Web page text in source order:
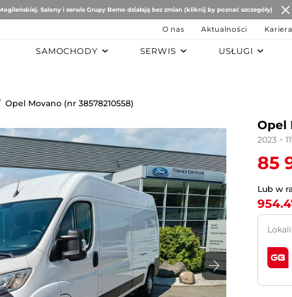
Salony i serwis Grupy Bemo działają bez zmian (kliknij by poznać szczegóły)
O nas Aktualności Kariera
SAMOCHODY SERWIS USŁUGI
Mercedes-Benz
Mazda
Opel Movano (nr 38578210558)
Opel
2023 ･
85
Lub w